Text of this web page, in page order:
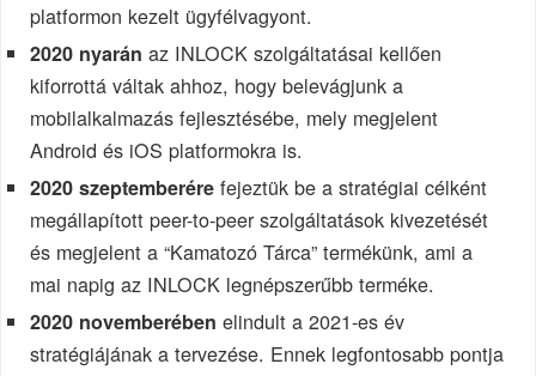
platformon kezelt ügyfélvagyont.
2020 nyarán az INLOCK szolgáltatásai kellően
kiforrottá váltak ahhoz, hogy belevágjunk a
mobilalkalmazás fejlesztésébe, mely megjelent
Android és iOS platformokra is.
2020 szeptemberére fejeztük be a stratégiai célként
megállapított peer-to-peer szolgáltatások kivezetését
és megjelent a “Kamatozó Tárca” termékünk, ami a
mai napig az INLOCK legnépszerűbb terméke.
2020 novemberében elindult a 2021-es év
stratégiájának a tervezése. Ennek legfontosabb pontja